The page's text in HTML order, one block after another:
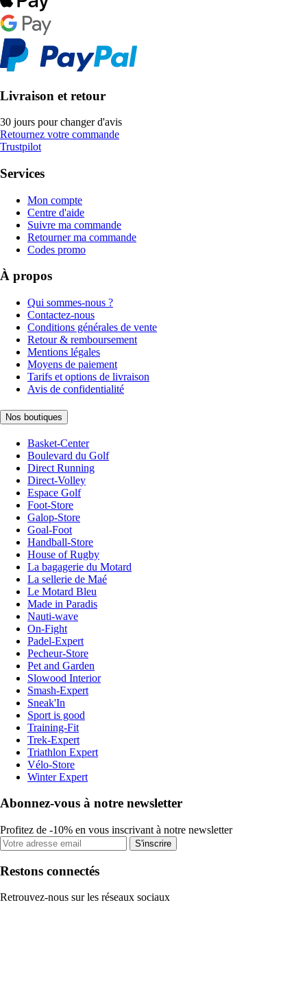
Livraison et retour
30 jours pour changer d'avis
Retournez votre commande
Trustpilot
Services
Mon compte
Centre d'aide
Suivre ma commande
Retourner ma commande
Codes promo
À propos
Qui sommes-nous ?
Contactez-nous
Conditions générales de vente
Retour & remboursement
Mentions légales
Moyens de paiement
Tarifs et options de livraison
Avis de confidentialité
Nos boutiques
Basket-Center
Boulevard du Golf
Direct Running
Direct-Volley
Espace Golf
Foot-Store
Galop-Store
Goal-Foot
Handball-Store
House of Rugby
La bagagerie du Motard
La sellerie de Maé
Le Motard Bleu
Made in Paradis
Nauti-wave
On-Fight
Padel-Expert
Pecheur-Store
Pet and Garden
Slowood Interior
Smash-Expert
Sneak'In
Sport is good
Training-Fit
Trek-Expert
Triathlon Expert
Vélo-Store
Winter Expert
Abonnez-vous à notre newsletter
Profitez de -10% en vous inscrivant à notre newsletter
S'inscrire
Restons connectés
Retrouvez-nous sur les réseaux sociaux